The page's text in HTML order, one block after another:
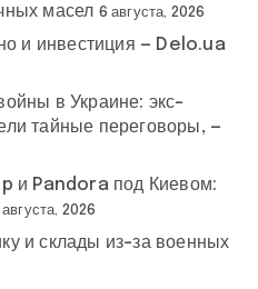
масел 6 августа, 2026
и инвестиция — Delo.ua
в Украине: экс-
тайные переговоры, —
и Pandora под Киевом:
2026
и склады из-за военных